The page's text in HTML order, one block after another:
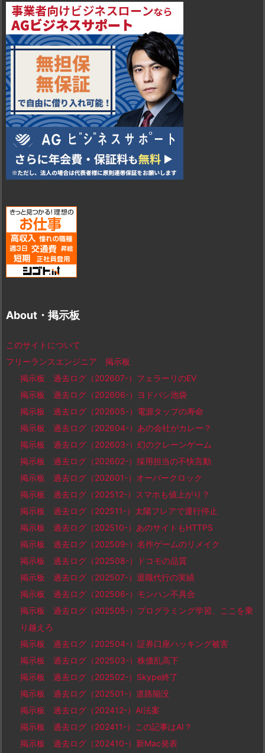
About・掲示板
このサイトについて
フリーランスエンジニア 掲示板
掲示板 過去ログ（202607-）フェラーリのEV
掲示板 過去ログ（202606-）ヨドバシ池袋
掲示板 過去ログ（202605-）電源タップの寿命
掲示板 過去ログ（202604-）あの会社がカレー？
掲示板 過去ログ（202603-）幻のクレーンゲーム
掲示板 過去ログ（202602-）採用担当の不快言動
掲示板 過去ログ（202601-）オーバークロック
掲示板 過去ログ（202512-）スマホも値上がり？
掲示板 過去ログ（202511-）太陽フレアで運行停止
掲示板 過去ログ（202510-）あのサイトもHTTPS
掲示板 過去ログ（202509-）名作ゲームのリメイク
掲示板 過去ログ（202508-）ドコモの品質
掲示板 過去ログ（202507-）退職代行の実績
掲示板 過去ログ（202506-）モンハン不具合
掲示板 過去ログ（202505-）プログラミング学習、ここを乗
り越えろ
掲示板 過去ログ（202504-）証券口座ハッキング被害
掲示板 過去ログ（202503-）株価乱高下
掲示板 過去ログ（202502-）Skype終了
掲示板 過去ログ（202501-）道路陥没
掲示板 過去ログ（202412-）AI法案
掲示板 過去ログ（202411-）この記事はAI？
掲示板 過去ログ（202410-）新Mac発表